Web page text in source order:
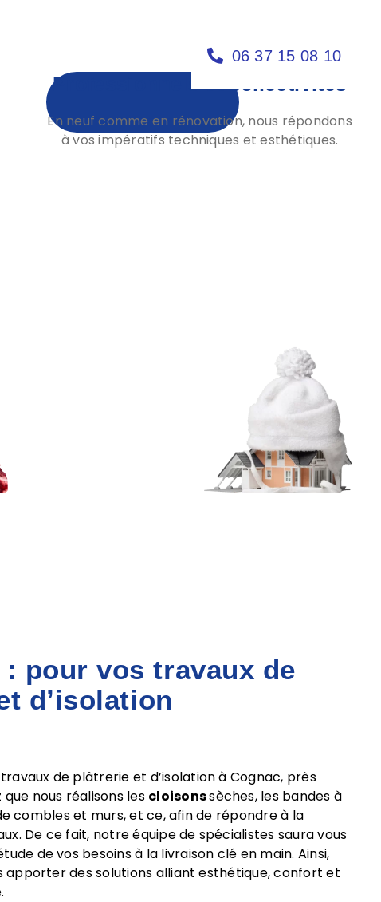
06 37 15 08 10
Professionnels et collectivités
En neuf comme en rénovation, nous répondons
à vos impératifs techniques et esthétiques.
: pour vos travaux de
d’isolation
de plâtrerie et d’isolation à Cognac, près
que nous réalisons les cloisonssèches, les bandes à
combles et murs, et ce, afin de répondre à la
De ce fait, notre équipe de spécialistes saura vous
de vos besoins à la livraison clé en main. Ainsi,
apporter des solutions alliant esthétique, confort et